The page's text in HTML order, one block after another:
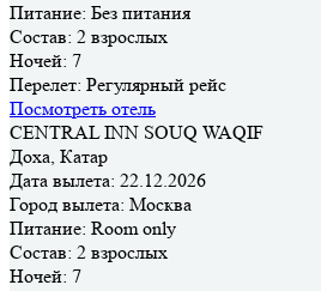
Питание: Без питания
Состав: 2 взрослых
Ночей: 7
Перелет: Регулярный рейс
Посмотреть отель
CENTRAL INN SOUQ WAQIF
Доха, Катар
Дата вылета: 22.12.2026
Город вылета: Москва
Питание: Room only
Состав: 2 взрослых
Ночей: 7